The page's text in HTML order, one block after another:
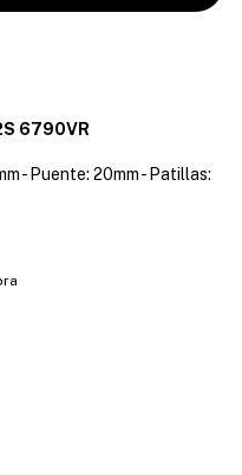
6790VR
- Puente: 20mm - Patillas: